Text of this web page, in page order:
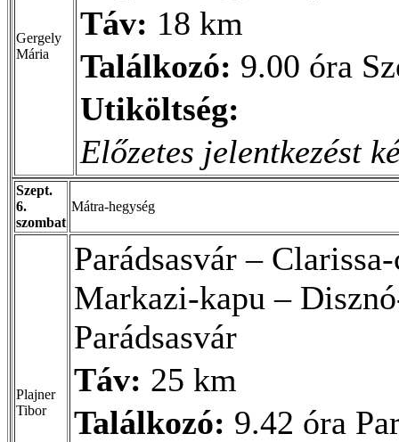
Gergely
Mária
Táv: 18 km
Találkozó: 9.00 óra
Utiköltség:
Előzetes jelentkezést
Szept.
6.
szombat
Mátra-hegység
Plajner
Tibor
Parádsasvár –
Markazi-kapu –
Parádsasvár
Táv: 25 km
Találkozó: 9.42 óra